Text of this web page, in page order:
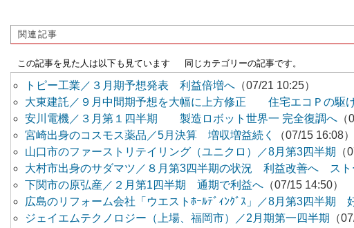
関連記事
この記事を見た人は以下も見ています 同じカテゴリーの記事です。
トピー工業／３月期予想発表 利益倍増へ （07/21 10:25）
大東建託／９月中間期予想を大幅に上方修正 住宅エコＰの駆
安川電機／３月第１四半期 製造ロボット世界一 完全復調へ
宮崎出身のコスモス薬品／5月決算 増収増益続く
（07/15 16:08）
山口市のファーストリテイリング（ユニクロ）／8月第3四半期
（
大村市出身のサダマツ／８月第3四半期の状況 利益改善へ スト
下関市の原弘産／２月第1四半期 通期で利益へ （07/15 14:50）
広島のリフォーム会社「ウエストﾎｰﾙﾃﾞｨﾝｸﾞｽ」／8月第3四半期
ジェイエムテクノロジー（上場、福岡市）／2月期第一四半期
（